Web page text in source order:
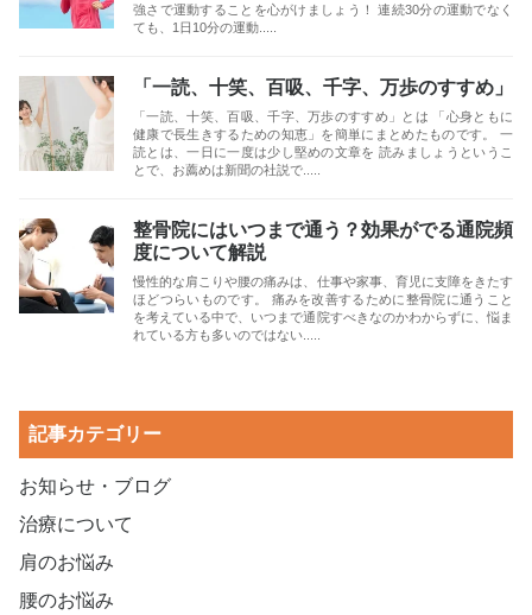
強さで運動することを心がけましょう！ 連続30分の運動でなく
ても、1日10分の運動.....
「一読、十笑、百吸、千字、万歩のすすめ」
「一読、十笑、百吸、千字、万歩のすすめ」とは 「心身ともに
健康で長生きするための知恵」を簡単にまとめたものです。 一
読とは、一日に一度は少し堅めの文章を 読みましょうというこ
とで、お薦めは新聞の社説で.....
整骨院にはいつまで通う？効果がでる通院頻
度について解説
慢性的な肩こりや腰の痛みは、仕事や家事、育児に支障をきたす
ほどつらいものです。 痛みを改善するために整骨院に通うこと
を考えている中で、いつまで通院すべきなのかわからずに、悩ま
れている方も多いのではない.....
記事カテゴリー
お知らせ・ブログ
治療について
肩のお悩み
腰のお悩み